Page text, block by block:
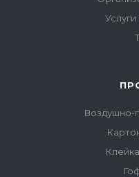
Воздушно-